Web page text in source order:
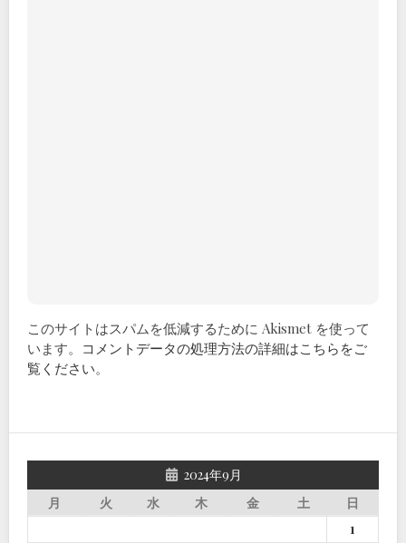
このサイトはスパムを低減するために Akismet を使って
います。 コメントデータの処理方法の詳細はこちらをご
覧ください。
2024年9月
月
火 水 木 金 土
日
1